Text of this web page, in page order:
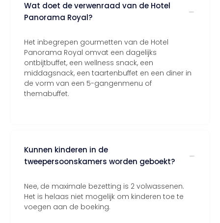
Wat doet de verwenraad van de Hotel
Panorama Royal?
Het inbegrepen gourmetten van de Hotel
Panorama Royal omvat een dagelijks
ontbijtbuffet, een wellness snack, een
middagsnack, een taartenbuffet en een diner in
de vorm van een 5-gangenmenu of
themabuffet.
Kunnen kinderen in de
tweepersoonskamers worden geboekt?
Nee, de maximale bezetting is 2 volwassenen.
Het is helaas niet mogelijk om kinderen toe te
voegen aan de boeking.